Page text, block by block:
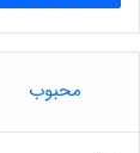
محبوب